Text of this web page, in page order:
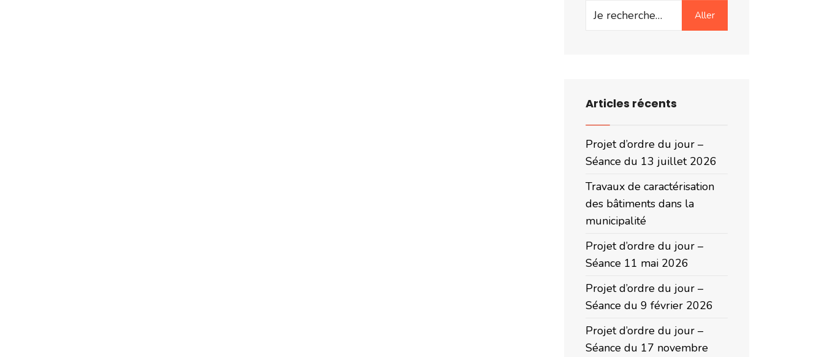
Search
Aller
Articles récents
Projet d’ordre du jour –
Séance du 13 juillet 2026
Travaux de caractérisation
des bâtiments dans la
municipalité
Projet d’ordre du jour –
Séance 11 mai 2026
Projet d’ordre du jour –
Séance du 9 février 2026
Projet d’ordre du jour –
Séance du 17 novembre